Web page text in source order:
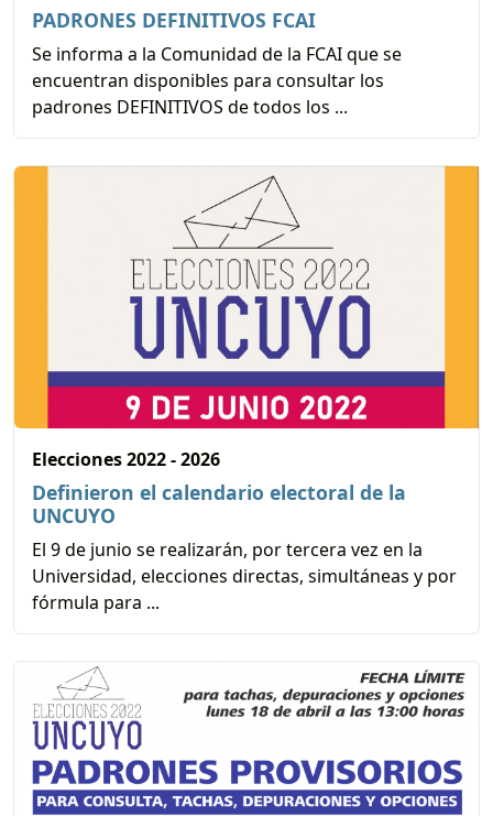
PADRONES DEFINITIVOS FCAI
Se informa a la Comunidad de la FCAI que se
encuentran disponibles para consultar los
padrones DEFINITIVOS de todos los ...
Elecciones 2022 - 2026
Definieron el calendario electoral de la
UNCUYO
El 9 de junio se realizarán, por tercera vez en la
Universidad, elecciones directas, simultáneas y por
fórmula para ...